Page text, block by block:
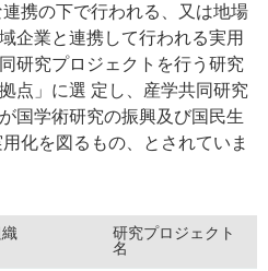
携の下で行われる、又は地場
企業と連携して行われる実用
研究プロジェクトを行う研究
点」に選 定し、産学共同研究
国学術研究の振興及び国民生
化を図るもの、とされていま
研究プロジェクト
名